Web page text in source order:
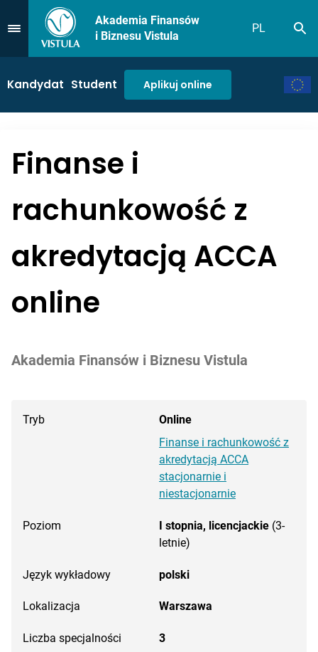
Przejdź do Menu
Akademia Finansów
i Biznesu Vistula
PL
Kandydat Student Aplikuj online
Finanse i
rachunkowość z
akredytacją ACCA
online
Akademia Finansów i Biznesu Vistula
Tryb
Online
Finanse i rachunkowość z
akredytacją ACCA
stacjonarnie i
niestacjonarnie
Poziom I stopnia, licencjackie (3-
letnie)
Język wykładowy polski
Lokalizacja Warszawa
Liczba specjalności 3